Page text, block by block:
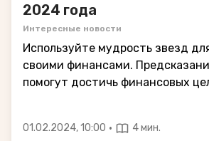
2024 года
Интересные новости
Используйте мудрость звезд
своими финансами.
помогут достичь финансовых
01.02.2024, 10:00 · 4 мин.